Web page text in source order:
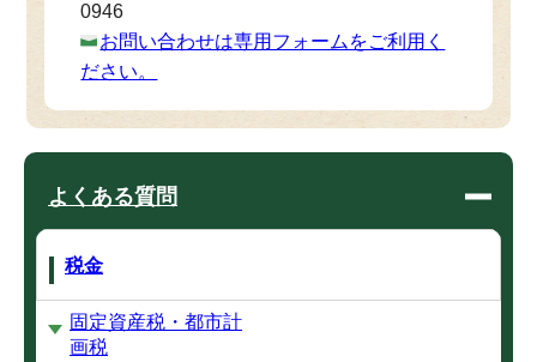
0946
お問い合わせは専用フォームをご利用く
ださい。
よくある質問
税金
固定資産税・都市計
画税